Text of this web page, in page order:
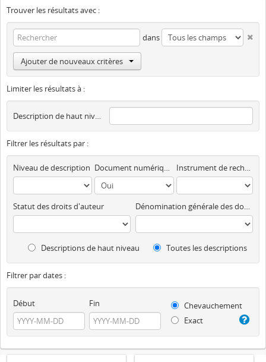
Trouver les résultats avec :
dans
Ajouter de nouveaux critères
Limiter les résultats à :
Description de haut niveau
Filtrer les résultats par :
Niveau de description Document numérique disponible Instrument de recherche
Statut des droits d'auteur Dénomination générale des documents
Descriptions de haut niveau Toutes les descriptions
Filtrer par dates :
Début Fin
Chevauchement
Exact